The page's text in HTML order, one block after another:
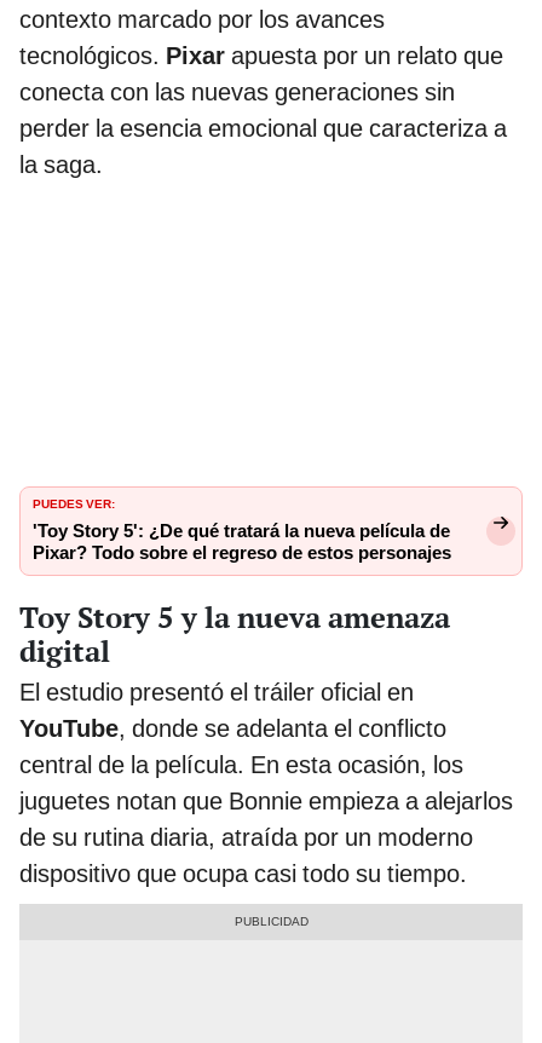
contexto marcado por los avances
tecnológicos. Pixar apuesta por un relato que
conecta con las nuevas generaciones sin
perder la esencia emocional que caracteriza a
la saga.
PUEDES VER:
'Toy Story 5': ¿De qué tratará la nueva película de
Pixar? Todo sobre el regreso de estos personajes
Toy Story 5 y la nueva amenaza
digital
El estudio presentó el tráiler oficial en
YouTube, donde se adelanta el conflicto
central de la película. En esta ocasión, los
juguetes notan que Bonnie empieza a alejarlos
de su rutina diaria, atraída por un moderno
dispositivo que ocupa casi todo su tiempo.